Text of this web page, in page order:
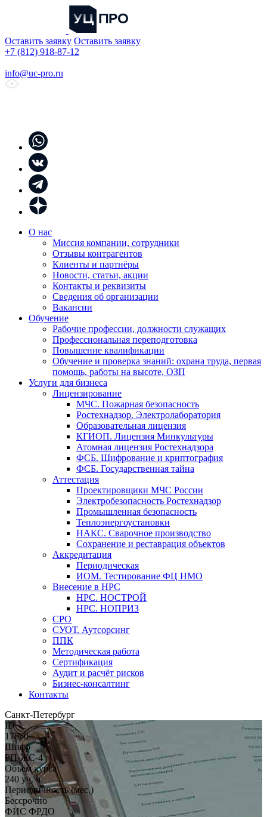
Оставить заявку Оставить заявку
+7 (812) 918-87-12
info@uc-pro.ru
О нас
Миссия компании, сотрудники
Отзывы контрагентов
Клиенты и партнёры
Новости, статьи, акции
Контакты и реквизиты
Сведения об организации
Вакансии
Обучение
Рабочие профессии, должности служащих
Профессиональная переподготовка
Повышение квалификации
Обучение и проверка знаний: охрана труда, первая
помощь, работы на высоте, ОЗП
Услуги для бизнеса
Лицензирование
МЧС. Пожарная безопасность
Ростехнадзор. Электролаборатория
Образовательная лицензия
КГИОП. Лицензия Минкультуры
Атомная лицензия Ростехнадзора
ФСБ. Шифрование и криптография
ФСБ. Государственная тайна
Аттестация
Проектировщики МЧС России
Электробезопасность Ростехнадзор
Промышленная безопасность
Теплоэнергоустановки
НАКС. Сварочное производство
Сохранение и реставрация объектов
Аккредитация
Периодическая
ИОМ. Тестирование ФЦ НМО
Внесение в НРС
НРС. НОСТРОЙ
НРС. НОПРИЗ
СРО
СУОТ. Аутсорсинг
ППК
Методическая работа
Сертификация
Аудит и расчёт рисков
Бизнес-консалтинг
Контакты
Санкт-Петербург
ID
17860
Шифр
РП-ЖС-4
Объём курса
240 уч. ч.
Периодичность (мес.)
Бессрочно
ФИС ФРДО